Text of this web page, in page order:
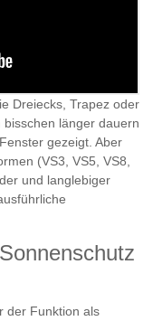
Dreiecks, Trapez oder
länger dauern
gezeigt. Aber
(VS3, VS5, VS8,
und langlebiger
der Funktion als